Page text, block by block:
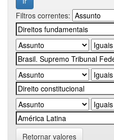
Filtros correntes:
Retornar valores